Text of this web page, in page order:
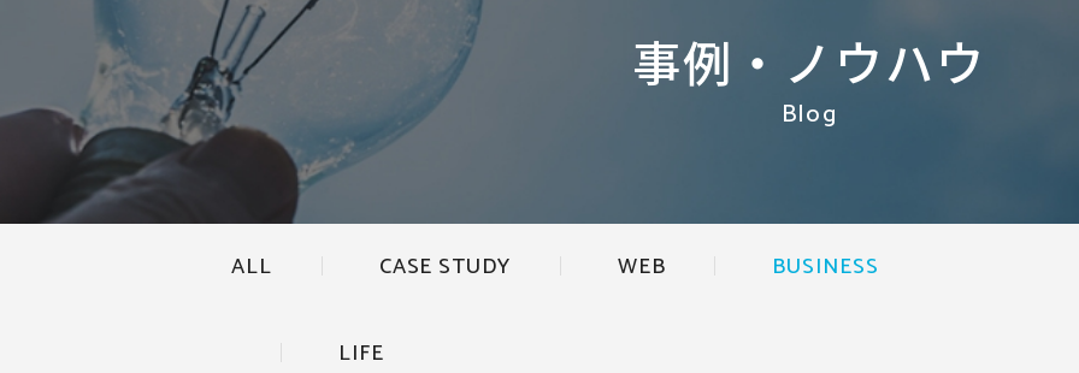
事例・ノウハウ
Blog
ALL CASE STUDY WEB BUSINESS
LIFE